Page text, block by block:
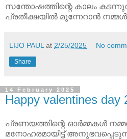
സന്തോഷത്തിന്റെ കാലം
പ്രതീക്ഷയിൽ മുന്നേറാൻ
LIJO PAUL at 2/25/2025 No
Share
14 February 2025
Happy valentines day
പ്രണയത്തിന്റെ ഓർമ്മകൾ
മനോഹരമായിട്ട്